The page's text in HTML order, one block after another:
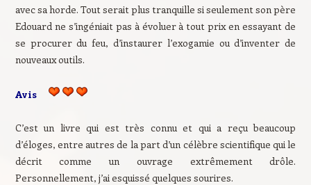
avec sa horde. Tout serait plus tranquille si seulement son père
Edouard ne s’ingéniait pas à évoluer à tout prix en essayant de
se procurer du feu, d’instaurer l’exogamie ou d’inventer de
nouveaux outils.
Avis
C’est un livre qui est très connu et qui a reçu beaucoup
d’éloges, entre autres de la part d’un célèbre scientifique qui le
décrit comme un ouvrage extrêmement drôle.
Personnellement, j’ai esquissé quelques sourires.